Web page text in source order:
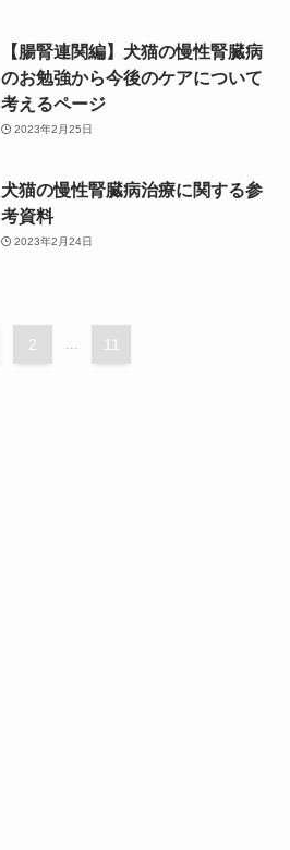
【腸腎連関編】犬猫の慢性腎臓病
のお勉強から今後のケアについて
考えるページ
2023年2月25日
犬猫の慢性腎臓病治療に関する参
考資料
2023年2月24日
2 ... 11